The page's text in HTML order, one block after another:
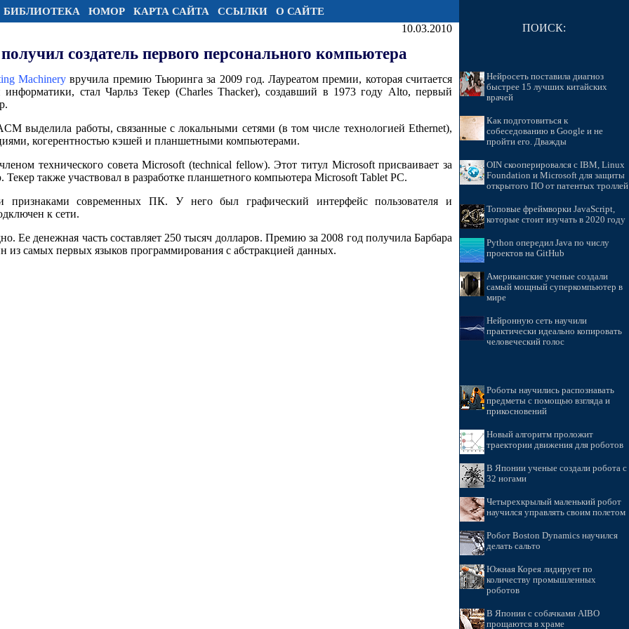
БИБЛИОТЕКА ЮМОР КАРТА САЙТА ССЫЛКИ О САЙТЕ
10.03.2010
создатель первого персонального компьютера
Machinery вручила премию Тьюринга за 2009 год. Лауреатом премии, которая считается
информатики, стал Чарльз Текер (Charles Thacker), создавший в 1973 году Alto, первый
выделила работы, связанные с локальными сетями (в том числе технологией Ethernet),
когерентностью кэшей и планшетными компьютерами.
технического совета Microsoft (technical fellow). Этот титул Microsoft присваивает за
Текер также участвовал в разработке планшетного компьютера Microsoft Tablet PC.
признаками современных ПК. У него был графический интерфейс пользователя и
к сети.
Ее денежная часть составляет 250 тысяч долларов. Премию за 2008 год получила Барбара
из самых первых языков программирования с абстракцией данных.
ПОИСК:
Нейросеть поставила диагноз
быстрее 15 лучших китайских
врачей
Как подготовиться к
собеседованию в Google и не
пройти его. Дважды
OIN скооперировался с IBM, Linux
Foundation и Microsoft для защиты
открытого ПО от патентых троллей
Топовые фреймворки JavaScript,
которые стоит изучать в 2020 году
Python опередил Java по числу
проектов на GitHub
Американские ученые создали
самый мощный суперкомпьютер в
мире
Нейронную сеть научили
практически идеально копировать
человеческий голос
Роботы научились распознавать
предметы с помощью взгляда и
прикосновений
Новый алгоритм проложит
траектории движения для роботов
В Японии ученые создали робота с
32 ногами
Четырехкрылый маленький робот
научился управлять своим полетом
Робот Boston Dynamics научился
делать сальто
Южная Корея лидирует по
количеству промышленных
роботов
В Японии с собачками AIBO
прощаются в храме